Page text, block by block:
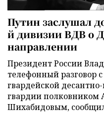
Путин заслушал
й дивизии ВДВ о
направлении
Президент России
телефонный разговор
гвардейской
гвардии полковником
Шихабидовым,